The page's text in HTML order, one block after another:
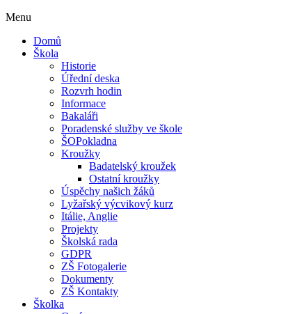
Menu
Domů
Škola
Historie
Úřední deska
Rozvrh hodin
Informace
Bakaláři
Poradenské služby ve škole
ŠOPokladna
Kroužky
Badatelský kroužek
Ostatní kroužky
Úspěchy našich žáků
Lyžařský výcvikový kurz
Itálie, Anglie
Projekty
Školská rada
GDPR
ZŠ Fotogalerie
Dokumenty
ZŠ Kontakty
Školka